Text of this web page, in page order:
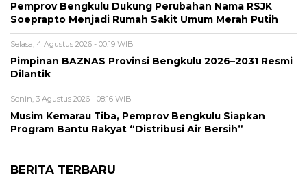
Pemprov Bengkulu Dukung Perubahan Nama RSJK
Soeprapto Menjadi Rumah Sakit Umum Merah Putih
Selasa, 4 Agustus 2026 - 00:19 WIB
Pimpinan BAZNAS Provinsi Bengkulu 2026–2031 Resmi
Dilantik
Senin, 3 Agustus 2026 - 08:16 WIB
Musim Kemarau Tiba, Pemprov Bengkulu Siapkan
Program Bantu Rakyat “Distribusi Air Bersih”
BERITA TERBARU